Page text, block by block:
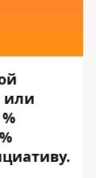
или